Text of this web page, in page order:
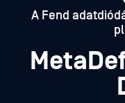
A Fend